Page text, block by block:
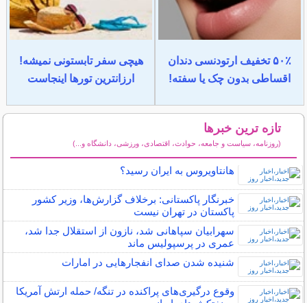
۵۰٪ تخفیف ارتودنسی دندان
اقساطی بدون چک یا سفته!
هیچی سفر تابستونی نمیشه!
ارزانترین تورها اینجاست
تازه ترین خبرها
(روزنامه، سیاست و جامعه، حوادث، اقتصادی، ورزشی، دانشگاه و...)
هانتاویروس به ایران رسید؟
خبرنگار پاکستانی: برخلاف گزارش‌ها، وزیر کشور
پاکستان در تهران نیست
سهرابیان سپاهانی شد، نازون از استقلال جدا شد،
عمری در پرسپولیس ماند
شنیده شدن صدای انفجارهایی در امارات
وقوع درگیری‌های پراکنده در تنگه/ حمله ارتش آمریکا